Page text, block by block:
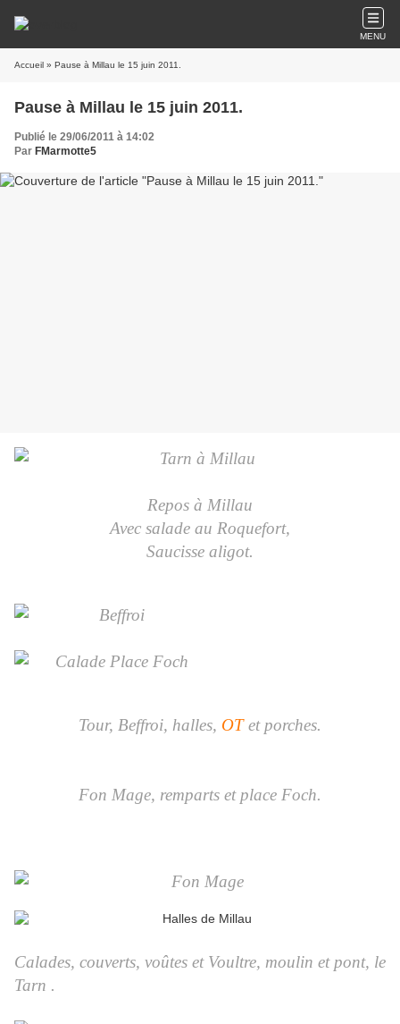
MENU
Accueil » Pause à Millau le 15 juin 2011.
Pause à Millau le 15 juin 2011.
Publié le 29/06/2011 à 14:02
Par FMarmotte5
Repos à Millau
Avec salade au Roquefort,
Saucisse aligot.
Tour, Beffroi, halles, OTet porches.
Fon Mage, remparts et place Foch.
Calades, couverts, voûtes et Voultre, moulin et pont, le
Tarn .